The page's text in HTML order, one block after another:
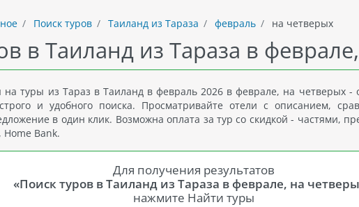
Поиск туров Таиланд из Тараза февраль на четверых
в Таиланд из Тараза в
туры из Тараз в Таиланд в февраль 2026 в феврале, на четверых -
и удобного поиска. Просматривайте отели с описанием,
в один клик. Возможна оплата за тур со скидкой - частями,
Home Bank.
Для получения результатов
«Поиск туров в Таиланд из Тараза в феврале, на
нажмите Найти туры